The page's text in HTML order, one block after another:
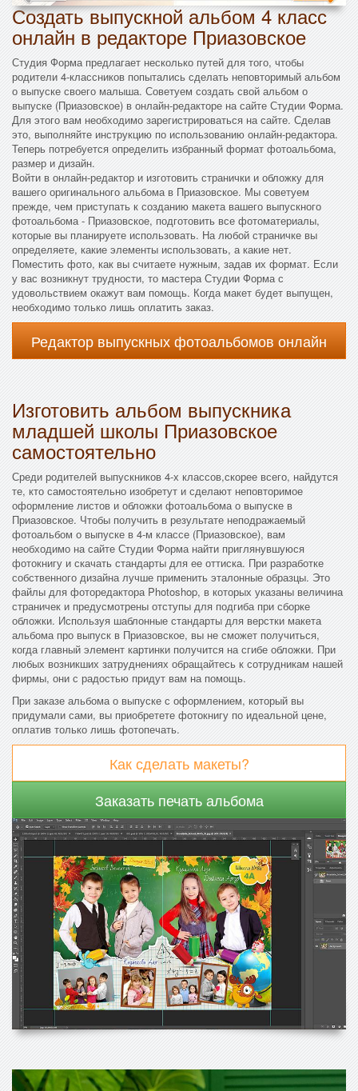
Создать выпускной альбом 4 класс
онлайн в редакторе Приазовское
Студия Форма предлагает несколько путей для того, чтобы
родители 4-классников попытались сделать неповторимый альбом
о выпуске своего малыша. Советуем создать свой альбом о
выпуске (Приазовское) в онлайн-редакторе на сайте Студии Форма.
Для этого вам необходимо зарегистрироваться на сайте. Сделав
это, выполняйте инструкцию по использованию онлайн-редактора.
Теперь потребуется определить избранный формат фотоальбома,
размер и дизайн.
Войти в онлайн-редактор и изготовить странички и обложку для
вашего оригинального альбома в Приазовское. Мы советуем
прежде, чем приступать к созданию макета вашего выпускного
фотоальбома - Приазовское, подготовить все фотоматериалы,
которые вы планируете использовать. На любой страничке вы
определяете, какие элементы использовать, а какие нет.
Поместить фото, как вы считаете нужным, задав их формат. Если
у вас возникнут трудности, то мастера Студии Форма с
удовольствием окажут вам помощь. Когда макет будет выпущен,
необходимо только лишь оплатить заказ.
Редактор выпускных фотоальбомов онлайн
Изготовить альбом выпускника
младшей школы Приазовское
самостоятельно
Среди родителей выпускников 4-х классов,скорее всего, найдутся
те, кто самостоятельно изобретут и сделают неповторимое
оформление листов и обложки фотоальбома о выпуске в
Приазовское. Чтобы получить в результате неподражаемый
фотоальбом о выпуске в 4-м классе (Приазовское), вам
необходимо на сайте Студии Форма найти приглянувшуюся
фотокнигу и скачать стандарты для ее оттиска. При разработке
собственного дизайна лучше применить эталонные образцы. Это
файлы для фоторедактора Photoshop, в которых указаны величина
страничек и предусмотрены отступы для подгиба при сборке
обложки. Используя шаблонные стандарты для верстки макета
альбома про выпуск в Приазовское, вы не сможет получиться,
когда главный элемент картинки получится на сгибе обложки. При
любых возникших затруднениях обращайтесь к сотрудникам нашей
фирмы, они с радостью придут вам на помощь.
При заказе альбома о выпуске с оформлением, который вы
придумали сами, вы приобретете фотокнигу по идеальной цене,
оплатив только лишь фотопечать.
Как сделать макеты?
Заказать печать альбома